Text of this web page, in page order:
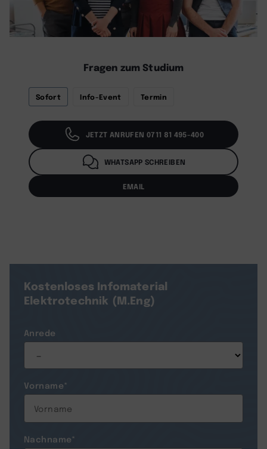
Fragen zum Studium
Sofort Info-Event Termin
JETZT ANRUFEN 0711 81 495-400
WHATSAPP SCHREIBEN
EMAIL
Kostenloses Infomaterial
Elektrotechnik (M.Eng)
Anrede
Vorname*
Nachname*